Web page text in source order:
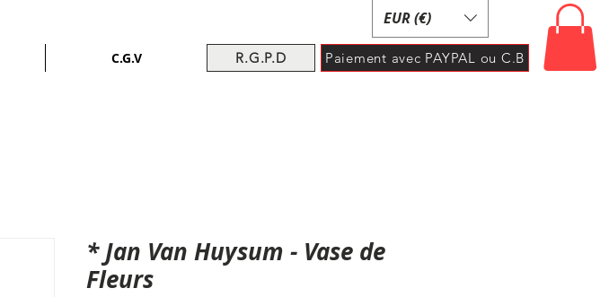
EUR (€)
C.G.V R.G.P.D Paiement avec PAYPAL ou C.B
* Jan Van Huysum - Vase de
Fleurs